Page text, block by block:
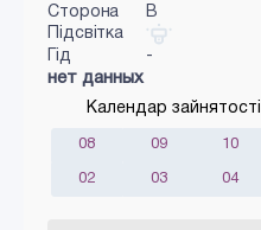
Сторона
B
Підсвітка
Гід
-
нет данных
Календар зайнятості
08 09 10
02 03 04